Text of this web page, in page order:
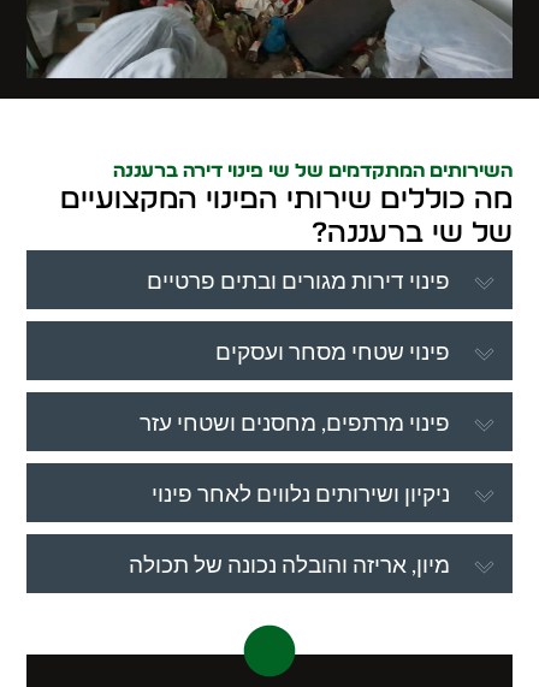
השירותים המתקדמים של שי פינוי דירה ברעננה
מה כוללים שירותי הפינוי המקצועיים
של שי ברעננה?
פינוי דירות מגורים ובתים פרטיים
פינוי שטחי מסחר ועסקים
פינוי מרתפים, מחסנים ושטחי עזר
ניקיון ושירותים נלווים לאחר פינוי
מיון, אריזה והובלה נכונה של תכולה